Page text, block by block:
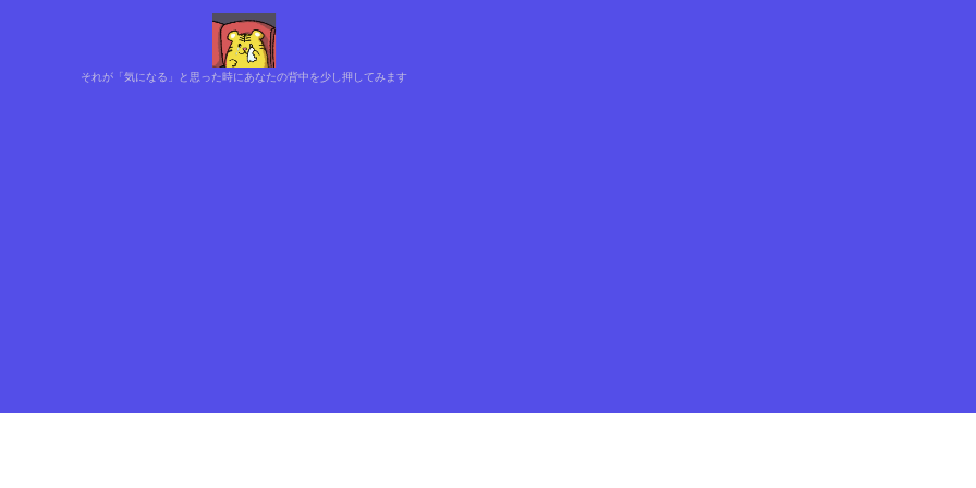
それが「気になる」と思った時にあなたの背中を少し押してみます